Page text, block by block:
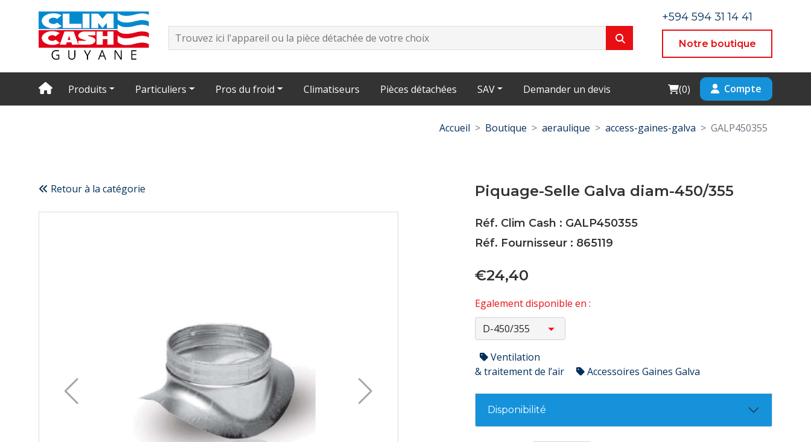
+594 594 31 14 41
Notre boutique
Produits Particuliers Pros du froid Climatiseurs Pièces détachées SAV Demander un devis Cart
(0) Compte
Accueil Boutique aeraulique access-gaines-galva GALP450355
Retour à la catégorie Piquage-Selle Galva diam-450/355
Réf. Clim Cash : GALP450355
Réf. Fournisseur : 865119
€24,40
Egalement disponible en :
Ventilation
& traitement de l’air
Accessoires Gaines Galva
Disponibilité